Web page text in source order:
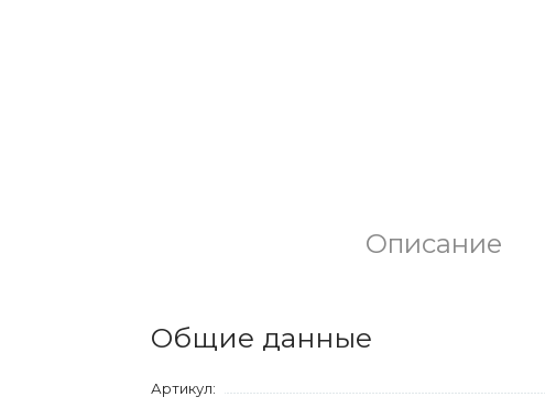
Описание
Общие данные
Артикул: